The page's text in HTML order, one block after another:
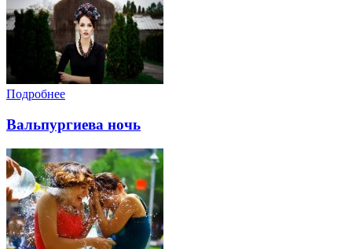
Подробнее
Вальпургиева ночь